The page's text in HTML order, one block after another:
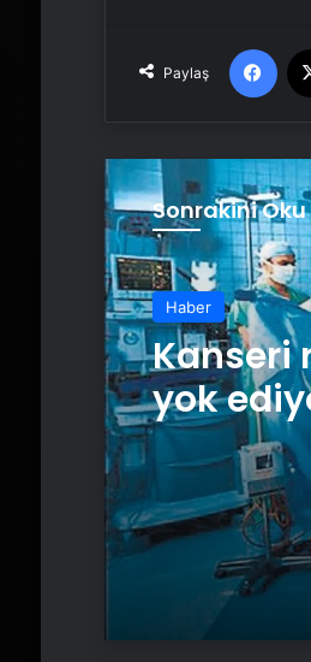
Paylaş
Sonrakini Oku
Haber
Kanseri
yok